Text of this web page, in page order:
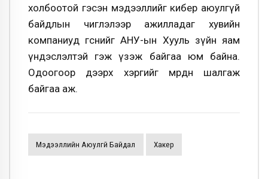
холбоотой гэсэн мэдээллийг кибер аюулгүй
байдлын чиглэлээр ажилладаг хувийн
компаниуд өгсөнийг АНУ-ын Хууль зүйн яам
үндэслэлтэй гэж үзэж байгаа юм байна.
Одоогоор дээрх хэргийг мөрдөн шалгаж
байгаа аж.
Мэдээллийн Аюулгүй Байдал Хакер